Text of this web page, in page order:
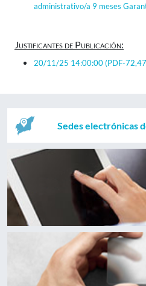
administrativo/a 9 meses
Justificantes de Publicación:
20/11/25 14:00:00(PDF-
Sedes electrónicas